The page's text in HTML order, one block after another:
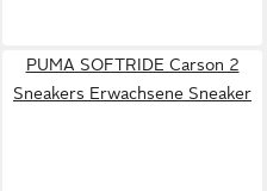
PUMA SOFTRIDE Carson 2
Sneakers Erwachsene Sneaker